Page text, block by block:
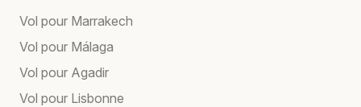
Vol pour Marrakech
Vol pour Málaga
Vol pour Agadir
Vol pour Lisbonne